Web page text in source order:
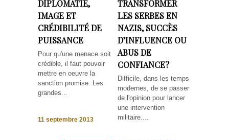
DIPLOMATIE,
IMAGE ET
CRÉDIBILITÉ DE
PUISSANCE
Pour qu'une menace soit
crédible, il faut pouvoir
mettre en oeuvre la
sanction promise. Les
grandes...
11 septembre 2013
TRANSFORMER
LES SERBES EN
NAZIS, SUCCÈS
D’INFLUENCE OU
ABUS DE
CONFIANCE?
Difficile, dans les temps
modernes, de se passer
de l'opinion pour lancer
une intervention
militaire....